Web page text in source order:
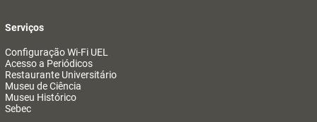
Serviços
Configuração Wi-Fi UEL
Acesso a Periódicos
Restaurante Universitário
Museu de Ciência
Museu Histórico
Sebec